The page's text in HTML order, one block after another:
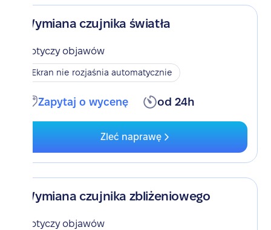
Wymiana czujnika światła
Dotyczy objawów
Ekran nie rozjaśnia automatycznie
Zapytaj o wycenę od 24h
Zleć naprawę
Wymiana czujnika zbliżeniowego
Dotyczy objawów